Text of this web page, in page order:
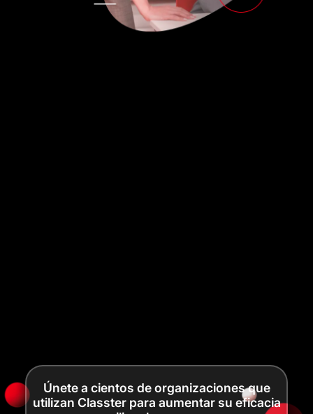
Únete a cientos de organizaciones que
utilizan Classter para aumentar su eficacia